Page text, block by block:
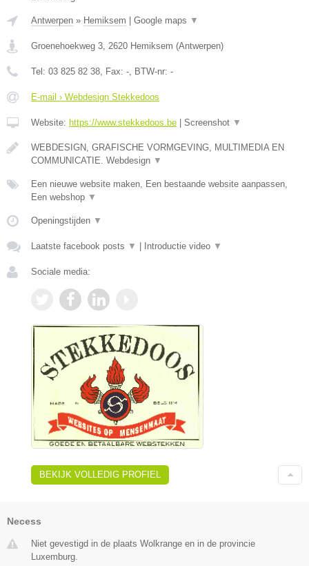
Antwerpen » Hemiksem | Google maps ▼
Groenehoekweg 3 2620 Hemiksem (Antwerpen)
Tel: 03 825 82 38 , Fax: - , BTW-nr: -
E-mail › Webdesign Stekkedoos
Website: https://www.stekkedoos.be | Screenshot ▼
WEBDESIGN, GRAFISCHE VORMGEVING, MULTIMEDIA EN
COMMUNICATIE. Webdesign ▼
Een nieuwe website maken, Een bestaande website aanpassen,
Een webshop ▼
Openingstijden ▼
Laatste facebook posts ▼ | Introductie video ▼
Sociale media:
BEKIJK VOLLEDIG PROFIEL
Necess
Niet gevestigd in de plaats Wolkrange en in de provincie
Luxemburg.